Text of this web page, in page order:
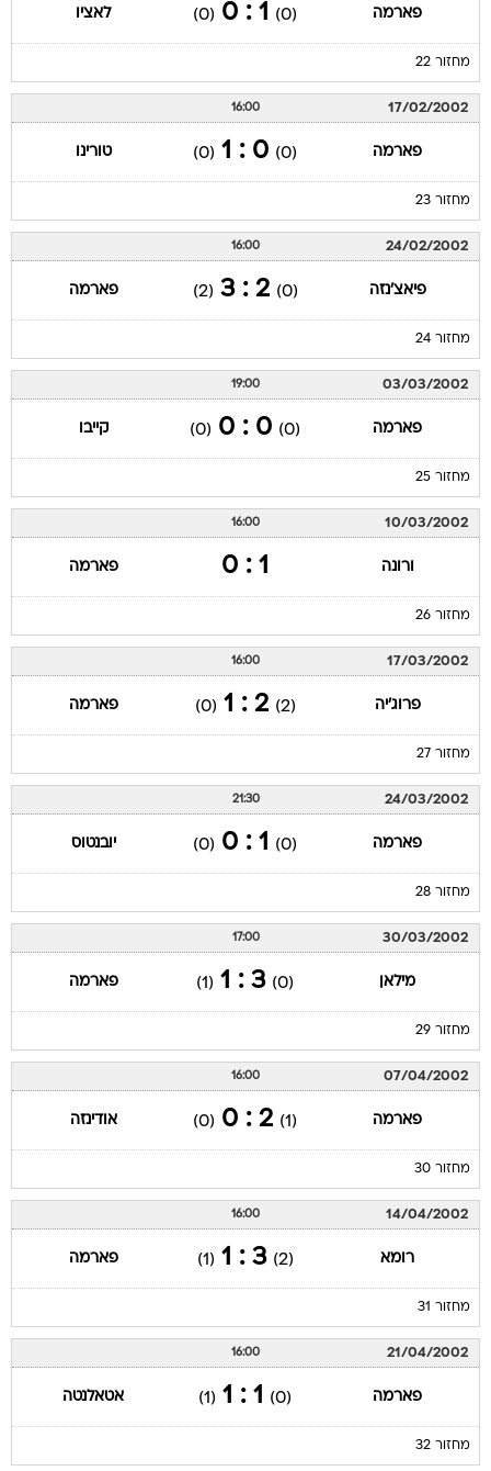
פארמה (0)
1 : 0
(0) לאציו
מחזור 22
17/02/2002
16:00
פארמה (0)
0 : 1
(0) טורינו
מחזור 23
24/02/2002
16:00
פיאצ'נזה (0)
2 : 3
(2) פארמה
מחזור 24
03/03/2002
19:00
פארמה (0)
0 : 0
(0) קייבו
מחזור 25
10/03/2002
16:00
ורונה 1 : 0 פארמה
מחזור 26
17/03/2002
16:00
פרוג'יה (2)
2 : 1
(0) פארמה
מחזור 27
24/03/2002
21:30
פארמה (0)
1 : 0
(0) יובנטוס
מחזור 28
30/03/2002
17:00
מילאן (0)
3 : 1
(1) פארמה
מחזור 29
07/04/2002
16:00
פארמה (1)
2 : 0
(0) אודינזה
מחזור 30
14/04/2002
16:00
רומא (2)
3 : 1
(1) פארמה
מחזור 31
21/04/2002
16:00
פארמה (0)
1 : 1
(1) אטאלנטה
מחזור 32